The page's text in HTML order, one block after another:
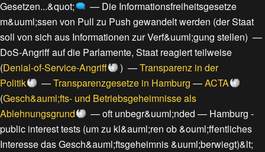
Gesetzen...&quot; — Die Informationsfreiheitsgesetze
m&uuml;ssen von Pull zu Push gewandelt werden (der Staat
soll von sich aus Informationen zur Verf&uuml;gung stellen) —
DoS-Angriff auf die Parlamente, Staat reagiert teilweise
(Denial-of-Service-Angriff ) —Transparenz in der
Politik
—Transparenzgesetze in Hamburg —ACTA
(Gesch&auml;fts- und Betriebsgeheimnisse als
Ablehnungsgrund
—oft unbegr&uuml;nded — Hamburg -
public interest tests (um zu kl&auml;ren ob &ouml;ffentliches
Interesse das Gesch&auml;ftsgeheimnis &uuml;berwiegt)&lt;